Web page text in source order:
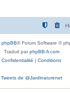
phpBB® Forum Software ©
Traduit parphpBB-fr.com
Confidentialité | Conditions
Tweets de @Jardinaturenet